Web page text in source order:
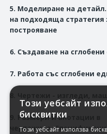
5. Моделиране на
на подходяща стратегия
построяване
6. Създаване на
7. Работа със сглобени
8. Чертежи - изгледи,
9. Размери и анотации в
чертежите.
Този уебсайт
бисквитки
Този уебсайт използва